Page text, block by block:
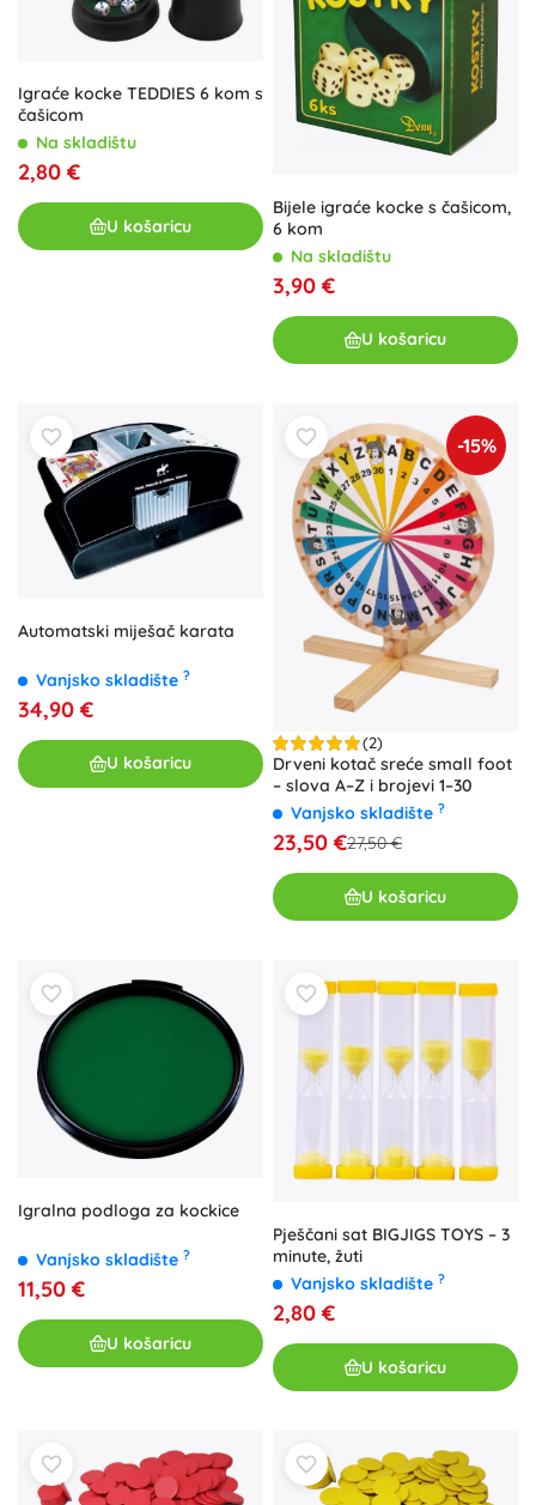
Igraće kocke TEDDIES 6 kom s
čašicom
Na skladištu
2,80 €
U košaricu
Bijele igraće kocke s čašicom,
6 kom
Na skladištu
3,90 €
U košaricu
Automatski miješač karata
Vanjsko skladište ?
34,90 €
U košaricu
-15%
(2)
Drveni kotač sreće small foot
– slova A–Z i brojevi 1–30
Vanjsko skladište ?
23,50 €27,50 €
U košaricu
Igralna podloga za kockice
Vanjsko skladište ?
11,50 €
U košaricu
Pješčani sat BIGJIGS TOYS – 3
minute, žuti
Vanjsko skladište ?
2,80 €
U košaricu